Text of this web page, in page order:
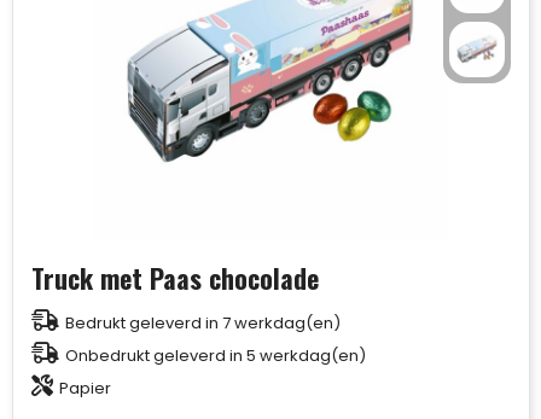
Truck met Paas chocolade
Bedrukt geleverd in 7 werkdag(en)
Onbedrukt geleverd in 5 werkdag(en)
Papier